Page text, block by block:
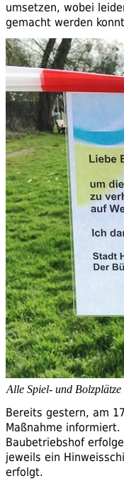
umsetzen, wobei
gemacht werden
Alle Spiel- und Bolzplätze
Bereits gestern, am
Maßnahme
Baubetriebshof
jeweils ein
erfolgt.